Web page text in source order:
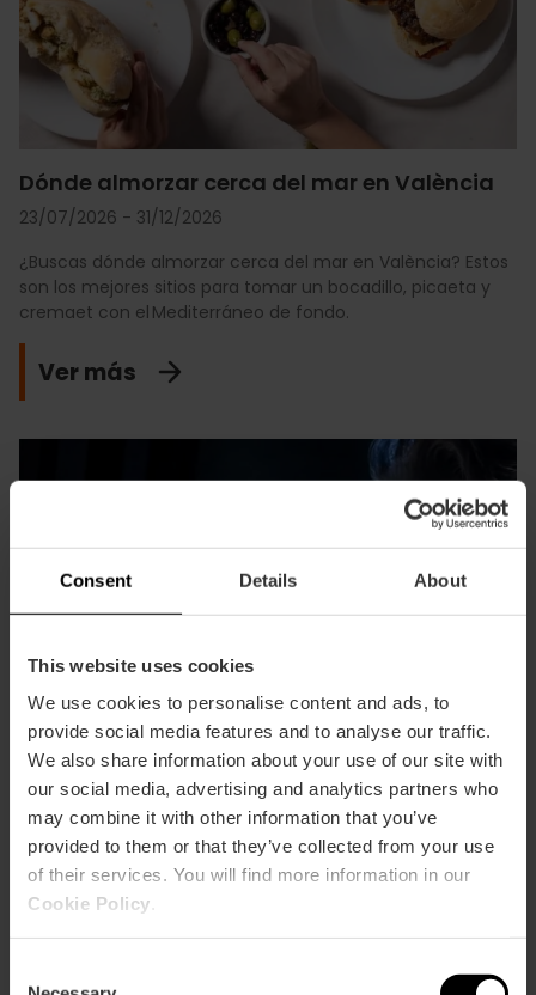
Consent Details About
This website uses cookies
We use cookies to personalise content and ads, to
provide social media features and to analyse our traffic.
We also share information about your use of our site with
our social media, advertising and analytics partners who
may combine it with other information that you’ve
provided to them or that they’ve collected from your use
of their services. You will find more information in our
Cookie Policy
Dónde almorzar cerca del mar en València
23/07/2026 - 31/12/2026
¿Buscas dónde almorzar cerca del mar en València? Estos
son los mejores sitios para tomar un bocadillo, picaeta y
cremaet con el Mediterráneo de fondo.
Ver más